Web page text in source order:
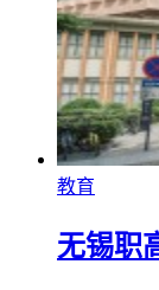
教育
无锡职